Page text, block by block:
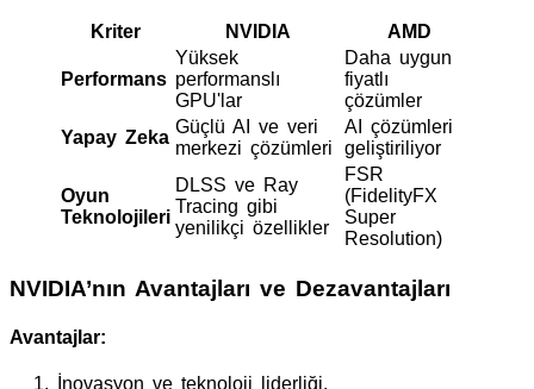
Kriter NVIDIA AMD
Performans
Yüksek
performanslı
GPU'lar
Daha uygun
fiyatlı
çözümler
Yapay Zeka
Güçlü AI ve veri
merkezi çözümleri
AI çözümleri
geliştiriliyor
Oyun
Teknolojileri
DLSS ve Ray
Tracing gibi
yenilikçi özellikler
FSR
(FidelityFX
Super
Resolution)
NVIDIA’nın Avantajları ve Dezavantajları
Avantajlar:
İnovasyon ve teknoloji liderliği.